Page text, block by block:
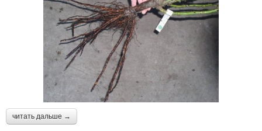
читать дальше →